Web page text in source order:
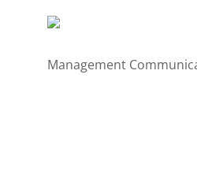
Management